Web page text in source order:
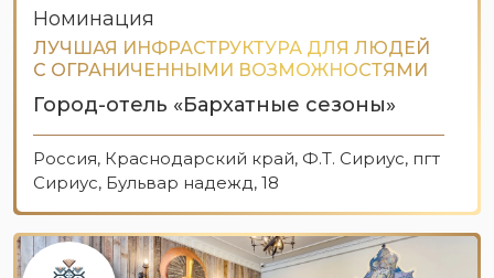
Номинация
ЛУЧШАЯ ИНФРАСТРУКТУРА ДЛЯ ЛЮДЕЙ
С ОГРАНИЧЕННЫМИ ВОЗМОЖНОСТЯМИ
Город-отель «Бархатные сезоны»
Россия, Краснодарский край, Ф.Т. Сириус, пгт
Сириус, Бульвар надежд, 18